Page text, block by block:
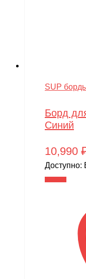
SUP
Борд
Синий
10,990
Доступно: